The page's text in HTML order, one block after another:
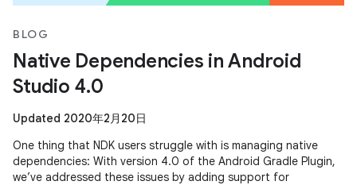
BLOG
Native Dependencies in Android
Studio 4.0
Updated 2020年2月20日
One thing that NDK users struggle with is managing native
dependencies: With version 4.0 of the Android Gradle Plugin,
we’ve addressed these issues by adding support for